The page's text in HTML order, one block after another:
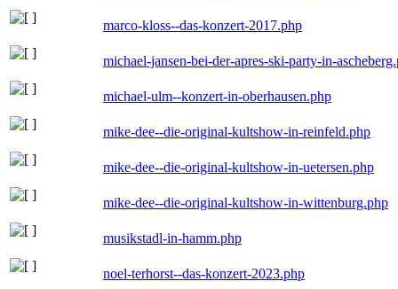
marco-kloss--das-konzert-2017.php
michael-jansen-bei-der-apres-ski-party-in-
michael-ulm--konzert-in-oberhausen.php
mike-dee--die-original-kultshow-in-reinfeld.php
mike-dee--die-original-kultshow-in-uetersen.php
mike-dee--die-original-kultshow-in-wittenburg.php
musikstadl-in-hamm.php
noel-terhorst--das-konzert-2023.php